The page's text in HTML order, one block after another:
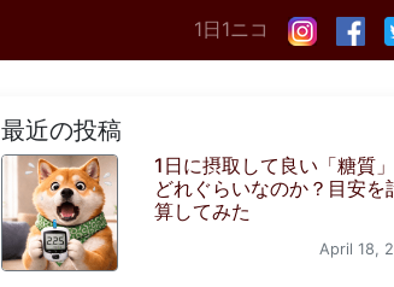
1日1ニコ
最近の投稿
1日に摂取して良い「糖質
どれぐらいなのか？目安を
算してみた
April 18,